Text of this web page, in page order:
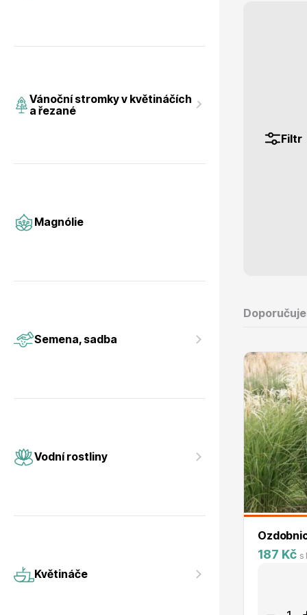
Růže
Drobná
Filtr
187 Kč s
Vánoční stromky v květináčích
a řezané
Magnólie
Semena, sadba
Vodní rostliny
Květináče